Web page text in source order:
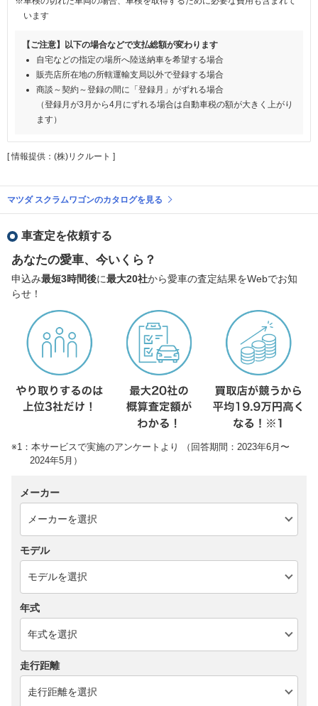
います
【ご注意】以下の場合などで支払総額が変わります
自宅などの指定の場所へ陸送納車を希望する場合
販売店所在地の所轄運輸支局以外で登録する場合
商談～契約～登録の間に「登録月」がずれる場合
（登録月が3月から4月にずれる場合は自動車税の額が大きく上がり
ます）
[ 情報提供：(株)リクルート ]
マツダ スクラムワゴンのカタログを見る
車査定を依頼する
あなたの愛車、今いくら？
申込み最短3時間後に最大20社から愛車の査定結果をWebでお知
らせ！
※1：本サービスで実施のアンケートより （回答期間：2023年6月〜
2024年5月）
メーカー
モデル
年式
走行距離